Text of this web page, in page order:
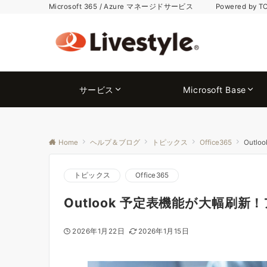
Microsoft 365 / Azure マネージドサービス Powered by
サービス Microsoft Base
Home ヘルプ＆ブログ トピックス Office365
トピックス Office365
Outlook 予定表機能が大幅刷新
2026年1月22日 2026年1月15日